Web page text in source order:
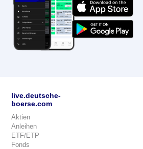
live.deutsche-
boerse.com
Aktien
Anleihen
ETF/ETP
Fonds